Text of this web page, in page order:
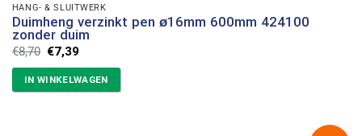
HANG- & SLUITWERK
Duimheng verzinkt pen ø16mm 600mm 424100
zonder duim
€8,70 Oorspronkelijke
was:
€8,70.
€7,39Huidige
is:
€7,39.
IN WINKELWAGEN